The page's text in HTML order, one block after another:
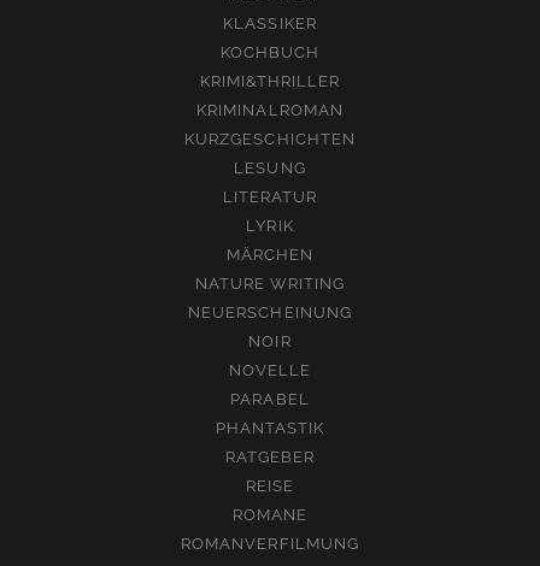
KLASSIKER
KOCHBUCH
KRIMI&THRILLER
KRIMINALROMAN
KURZGESCHICHTEN
LESUNG
LITERATUR
LYRIK
MÄRCHEN
NATURE WRITING
NEUERSCHEINUNG
NOIR
NOVELLE
PARABEL
PHANTASTIK
RATGEBER
REISE
ROMANE
ROMANVERFILMUNG